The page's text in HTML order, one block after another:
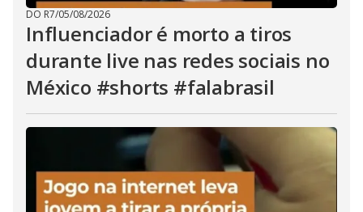
DO R7/05/08/2026
Influenciador é morto a tiros
durante live nas redes sociais no
México #shorts #falabrasil